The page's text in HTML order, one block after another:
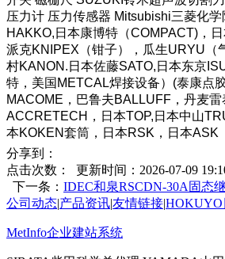
压力计 压力传感器 Mitsubishi三菱化
HAKKO,日本康博特（COMPACT)，
派克KNIPEX（钳子），瓜生URYU（
村KANON.日本佐藤SATO,日本东京
特，美国METCAL焊接设备）(泰康点
MACOME，巴鲁夫BALLUFF，丹麦
ACCRETECH，日本TOP,日本中山
本KOKEN套筒，日本RSK，日本ASK
分享到：
点击次数：
更新时间：2026-07-09
下一条： IDEC和泉RSCDN-30A固态
公司动态|产品资讯|友情链接|HOKUYO
MetInfo企业建站系统